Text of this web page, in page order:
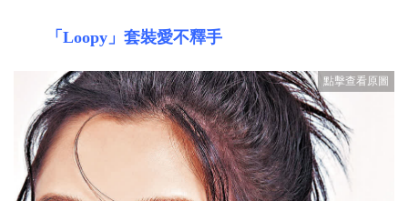
「Loopy」套裝愛不釋手